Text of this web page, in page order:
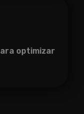
optimizar